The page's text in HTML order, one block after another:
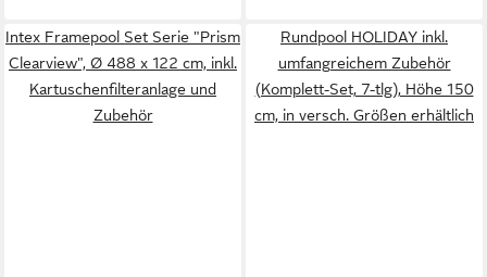
Intex Framepool Set Serie "Prism
Clearview", Ø 488 x 122 cm, inkl.
Kartuschenfilteranlage und
Zubehör
Rundpool HOLIDAY inkl.
umfangreichem Zubehör
(Komplett-Set, 7-tlg), Höhe 150
cm, in versch. Größen erhältlich